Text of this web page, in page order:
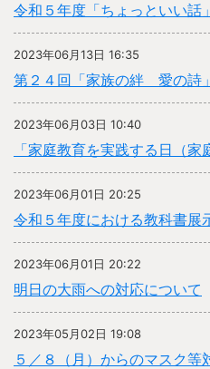
令和５年度「ちょっといい話
2023年06月13日 16:35
第２４回「家族の絆 愛の詩
2023年06月03日 10:40
「家庭教育を実践する日（
2023年06月01日 20:25
令和５年度における教科書展
2023年06月01日 20:22
明日の大雨への対応について
2023年05月02日 19:08
５／８（月）からのマスク等